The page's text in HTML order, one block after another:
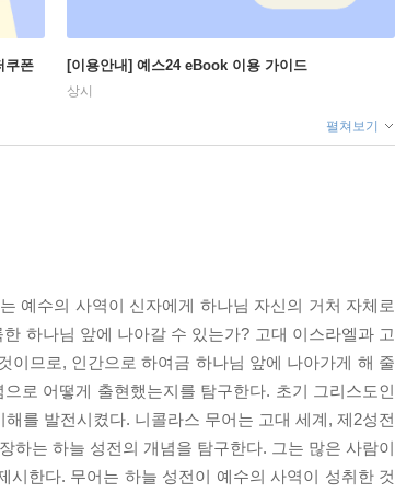
쿠폰 [이용안내] 예스24 eBook 이용 가이드
상시
펼쳐보기
예수의 사역이 신자에게 하나님 자신의 거처 자체로
하나님 앞에 나아갈 수 있는가? 고대 이스라엘과 고
이므로, 인간으로 하여금 하나님 앞에 나아가게 해 줄
로 어떻게 출현했는지를 탐구한다. 초기 그리스도인
를 발전시켰다. 니콜라스 무어는 고대 세계, 제2성전
하는 하늘 성전의 개념을 탐구한다. 그는 많은 사람이
한다. 무어는 하늘 성전이 예수의 사역이 성취한 것